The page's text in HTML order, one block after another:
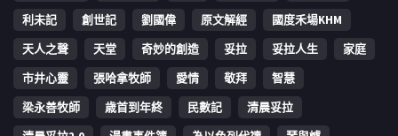
利未記
創世記 劉國偉 原文解經
國度禾場KHM
天人之聲
天堂 奇妙的創造 妥拉 妥拉人生
家庭
市井心靈
張哈拿牧師 愛情 敬拜
智慧
梁永善牧師
歳首到年終 民數記
清晨妥拉